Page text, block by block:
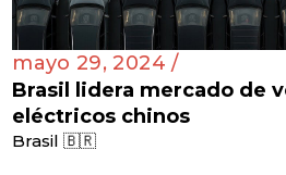
mayo 29, 2024 /
Brasil lidera mercado de
eléctricos chinos
Brasil 🇧🇷